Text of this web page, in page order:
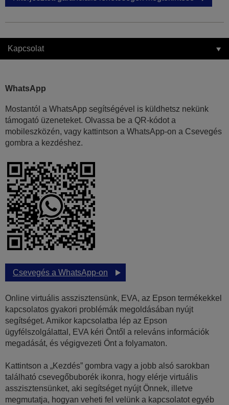
Kapcsolat
WhatsApp
Mostantól a WhatsApp segítségével is küldhetsz nekünk
támogató üzeneteket. Olvassa be a QR-kódot a
mobileszközén, vagy kattintson a WhatsApp-on a Csevegés
gombra a kezdéshez.
Csevegés a WhatsApp-on
Online virtuális asszisztensünk, EVA, az Epson termékekkel
kapcsolatos gyakori problémák megoldásában nyújt
segítséget. Amikor kapcsolatba lép az Epson
ügyfélszolgálattal, EVA kéri Öntől a releváns információk
megadását, és végigvezeti Önt a folyamaton.
Kattintson a „Kezdés” gombra vagy a jobb alsó sarokban
található csevegőbuborék ikonra, hogy elérje virtuális
asszisztensünket, aki segítséget nyújt Önnek, illetve
megmutatja, hogyan veheti fel velünk a kapcsolatot egyéb